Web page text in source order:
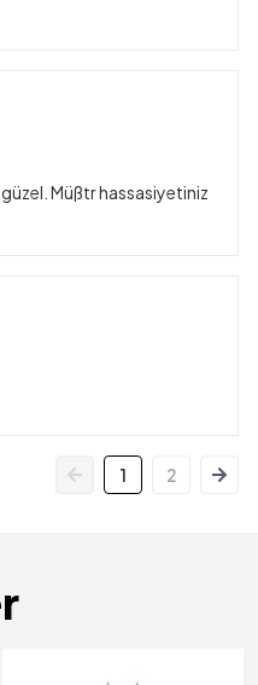
Müßtr hassasiyetiniz
1 2